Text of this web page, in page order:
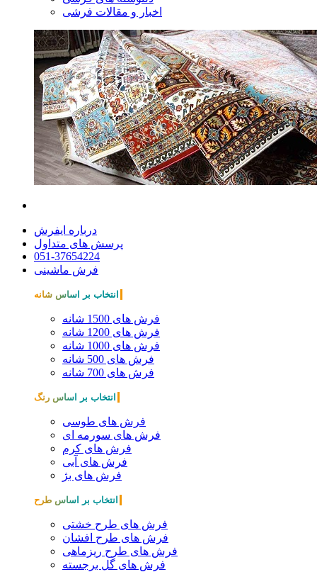
اخبار و مقالات فرشی
درباره ایفرش
پرسش های متداول
051-37654224
فرش ماشینی
انتخاب بر اساس شانه
فرش های 1500 شانه
فرش های 1200 شانه
فرش های 1000 شانه
فرش های 500 شانه
فرش های 700 شانه
انتخاب بر اساس رنگ
فرش های طوسی
فرش های سورمه ای
فرش های کرم
فرش های آبی
فرش های بژ
انتخاب بر اساس طرح
فرش های طرح خشتی
فرش های طرح افشان
فرش های طرح ریزماهی
فرش های گل برجسته